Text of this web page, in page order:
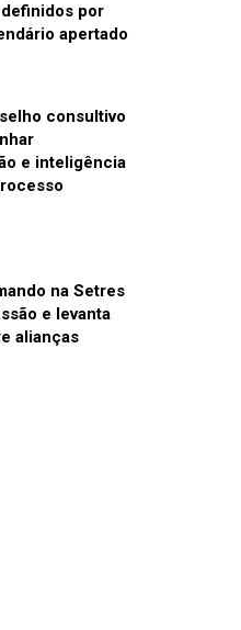
por
apertado
consultivo
e inteligência
na Setres
e levanta
alianças